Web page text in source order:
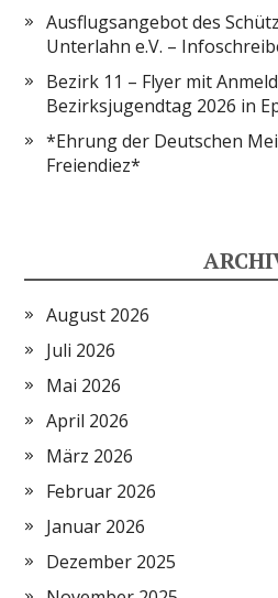
Ausflugsangebot des
Unterlahn e.V. –
Bezirk 11 – Flyer mit
Bezirksjugendtag 2026 in
*Ehrung der Deutschen
Freiendiez*
August 2026
Juli 2026
Mai 2026
April 2026
März 2026
Februar 2026
Januar 2026
Dezember 2025